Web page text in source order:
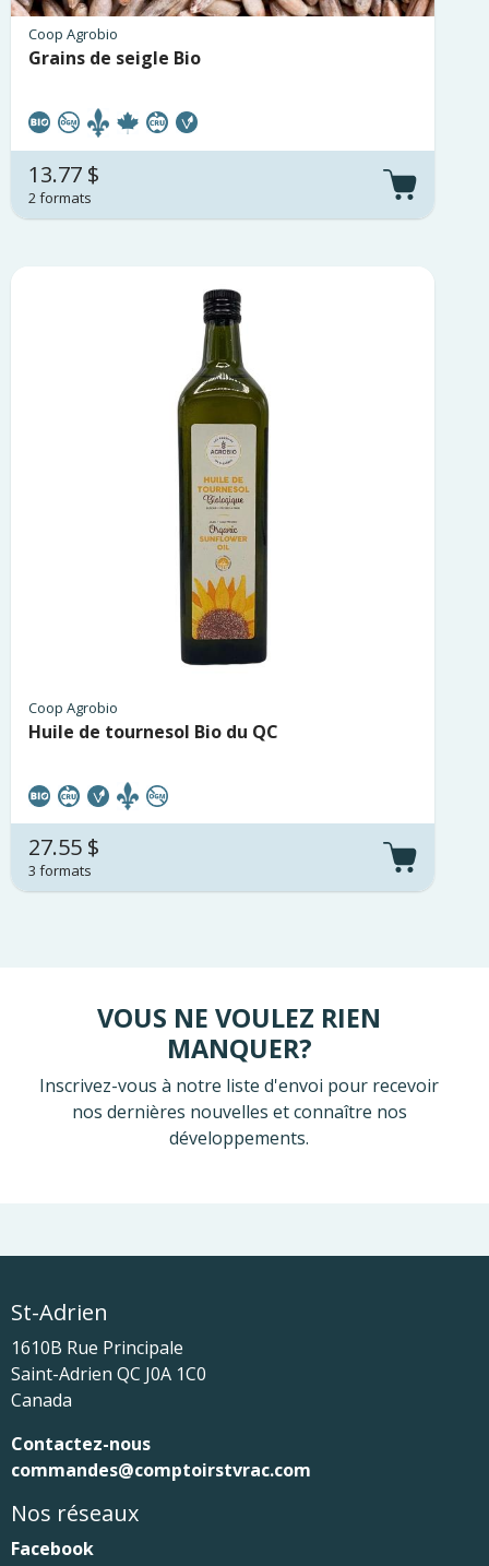
Coop Agrobio
Grains de seigle Bio
13.77 $
2 formats
Coop Agrobio
Huile de tournesol Bio du QC
27.55 $
3 formats
VOUS NE VOULEZ RIEN
MANQUER?
Inscrivez-vous à notre liste d'envoi pour recevoir
nos dernières nouvelles et connaître nos
développements.
St-Adrien
1610B Rue Principale
Saint-Adrien QC J0A 1C0
Canada
Contactez-nous
commandes@comptoirstvrac.com
Nos réseaux
Facebook